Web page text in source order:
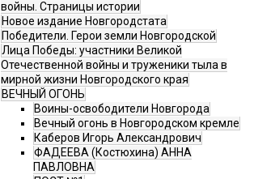
войны. Страницы истории
Новое издание Новгородстата
Победители. Герои земли Новгородской
Лица Победы: участники Великой
Отечественной войны и труженики тыла в
мирной жизни Новгородского края
ВЕЧНЫЙ ОГОНЬ
Воины-освободители Новгорода
Вечный огонь в Новгородском кремле
Каберов Игорь Александрович
ФАДЕЕВА (Костюхина) АННА
ПАВЛОВНА